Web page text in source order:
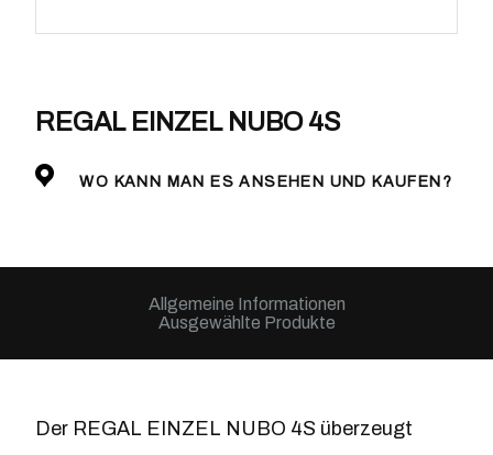
REGAL EINZEL NUBO 4S
WO KANN MAN ES ANSEHEN UND KAUFEN?
Allgemeine Informationen
Ausgewählte Produkte
Der REGAL EINZEL NUBO 4S überzeugt